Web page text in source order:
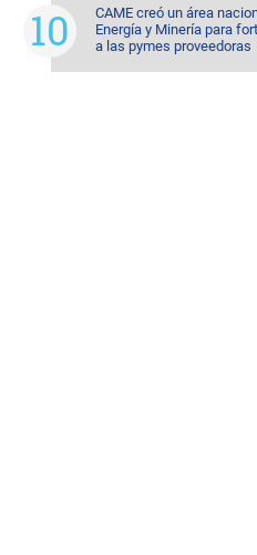
CAME creó un área
Energía y Minería para
a las pymes proveedoras